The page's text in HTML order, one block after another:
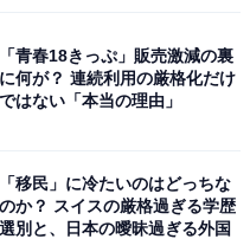
出典：楽天トラベル）
は、和歌浦湾を見渡
「青春18きっぷ」販売激減の裏
に何が？ 連続利用の厳格化だけ
ではない「本当の理由」
「移民」に冷たいのはどっちな
のか？ スイスの厳格過ぎる学歴
選別と、日本の曖昧過ぎる外国